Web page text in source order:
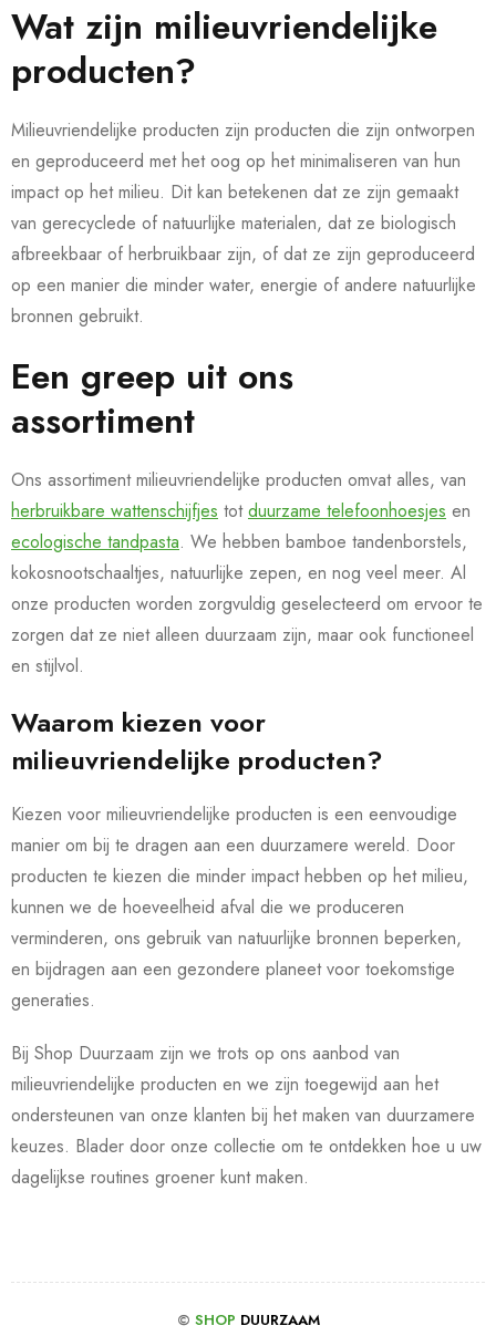
Wat zijn milieuvriendelijke
producten?
Milieuvriendelijke producten zijn producten die zijn ontworpen
en geproduceerd met het oog op het minimaliseren van hun
impact op het milieu. Dit kan betekenen dat ze zijn gemaakt
van gerecyclede of natuurlijke materialen, dat ze biologisch
afbreekbaar of herbruikbaar zijn, of dat ze zijn geproduceerd
op een manier die minder water, energie of andere natuurlijke
bronnen gebruikt.
Een greep uit ons
assortiment
Ons assortiment milieuvriendelijke producten omvat alles, van
herbruikbare wattenschijfjes totduurzame telefoonhoesjes en
ecologische tandpasta. We hebben bamboe tandenborstels,
kokosnootschaaltjes, natuurlijke zepen, en nog veel meer. Al
onze producten worden zorgvuldig geselecteerd om ervoor te
zorgen dat ze niet alleen duurzaam zijn, maar ook functioneel
en stijlvol.
Waarom kiezen voor
milieuvriendelijke producten?
Kiezen voor milieuvriendelijke producten is een eenvoudige
manier om bij te dragen aan een duurzamere wereld. Door
producten te kiezen die minder impact hebben op het milieu,
kunnen we de hoeveelheid afval die we produceren
verminderen, ons gebruik van natuurlijke bronnen beperken,
en bijdragen aan een gezondere planeet voor toekomstige
generaties.
Bij Shop Duurzaam zijn we trots op ons aanbod van
milieuvriendelijke producten en we zijn toegewijd aan het
ondersteunen van onze klanten bij het maken van duurzamere
keuzes. Blader door onze collectie om te ontdekken hoe u uw
dagelijkse routines groener kunt maken.
© SHOP DUURZAAM